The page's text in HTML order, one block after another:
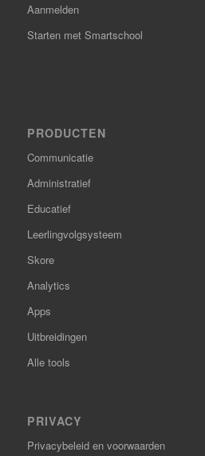
Aanmelden
Starten met Smartschool
PRODUCTEN
Communicatie
Administratief
Educatief
Leerlingvolgsysteem
Skore
Analytics
Apps
Uitbreidingen
Alle tools
PRIVACY
Privacybeleid en voorwaarden